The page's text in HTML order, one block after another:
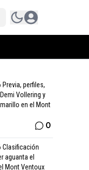
Previa, perfiles,
Vollering y
en el Mont
0
Clasificación
aguanta el
Mont Ventoux